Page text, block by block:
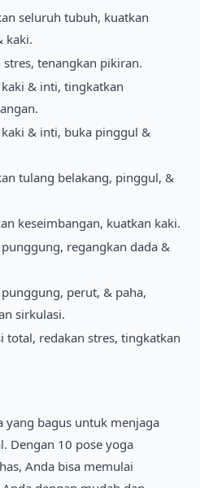
seluruh tubuh, kuatkan
kaki.
stres, tenangkan pikiran.
kaki & inti, tingkatkan
kaki & inti, buka pinggul &
tulang belakang, pinggul, &
keseimbangan, kuatkan kaki.
regangkan dada &
perut, & paha,
sirkulasi.
total, redakan stres, tingkatkan
yang bagus untuk menjaga
Dengan 10 pose yoga
Anda bisa memulai